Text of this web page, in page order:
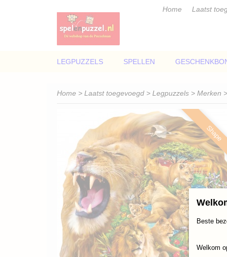
Home Laatst
LEGPUZZELS SPELLEN
Home > Laatst toegevoegd > Legpuzzels > Merken >
Shape
Beste
Welkom